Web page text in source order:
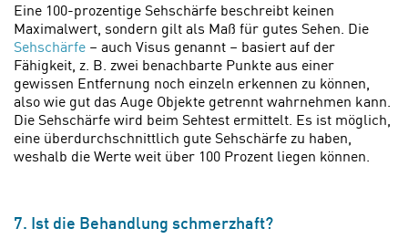
Eine 100-prozentige Sehschärfe beschreibt keinen
Maximalwert, sondern gilt als Maß für gutes Sehen. Die
Sehschärfe – auch Visus genannt – basiert auf der
Fähigkeit, z. B. zwei benachbarte Punkte aus einer
gewissen Entfernung noch einzeln erkennen zu können,
also wie gut das Auge Objekte getrennt wahrnehmen kann.
Die Sehschärfe wird beim Sehtest ermittelt. Es ist möglich,
eine überdurchschnittlich gute Sehschärfe zu haben,
weshalb die Werte weit über 100 Prozent liegen können.
7. Ist die Behandlung schmerzhaft?